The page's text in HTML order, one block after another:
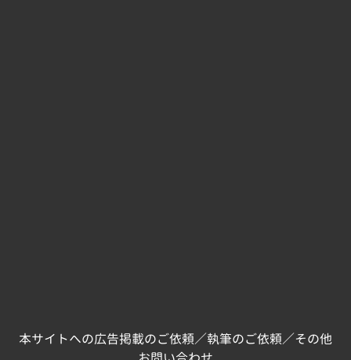
本サイトへの広告掲載のご依頼／執筆のご依頼／その他